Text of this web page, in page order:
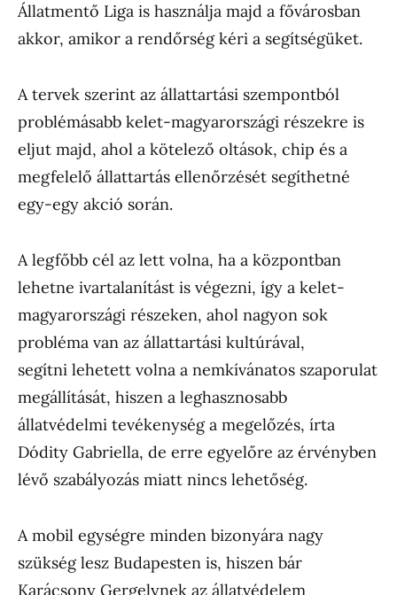
Állatmentő Liga is használja majd a fővárosban
akkor, amikor a rendőrség kéri a segítségüket.
A tervek szerint az állattartási szempontból
problémásabb kelet-magyarországi részekre is
eljut majd, ahol a kötelező oltások, chip és a
megfelelő állattartás ellenőrzését segíthetné
egy-egy akció során.
A legfőbb cél az lett volna, ha a központban
lehetne ivartalanítást is végezni, így a kelet-
magyarországi részeken, ahol nagyon sok
probléma van az állattartási kultúrával,
segítni lehetett volna a nemkívánatos szaporulat
megállítását, hiszen a leghasznosabb
állatvédelmi tevékenység a megelőzés, írta
Dódity Gabriella, de erre egyelőre az érvényben
lévő szabályozás miatt nincs lehetőség.
A mobil egységre minden bizonyára nagy
szükség lesz Budapesten is, hiszen bár
Karácsony Gergelynek az állatvédelem